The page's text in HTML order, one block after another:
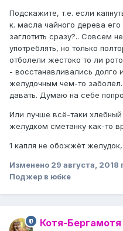
Подскажите, т.е. если
к. масла чайного дерева
заглотить сразу?.. Совсем
употреблять, но только
отболели жестоко то ли
- восстанавливались долго
желудочным чем-то
давать. Думаю на себе
Или лучше всё-таки
желудком сметанку как-то
1 капля не обожжёт
Изменено 29 августа, 2018
Поджер в юбке
Котя-Бергамотя